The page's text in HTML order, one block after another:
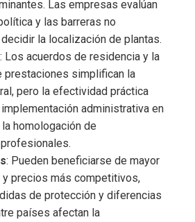
Las empresas evalúan
y las barreras no
la localización de plantas.
: Los acuerdos de residencia y la
prestaciones simplifican la
pero la efectividad práctica
administrativa en
homologación de
: Pueden beneficiarse de mayor
precios más competitivos,
de protección y diferencias
países afectan la